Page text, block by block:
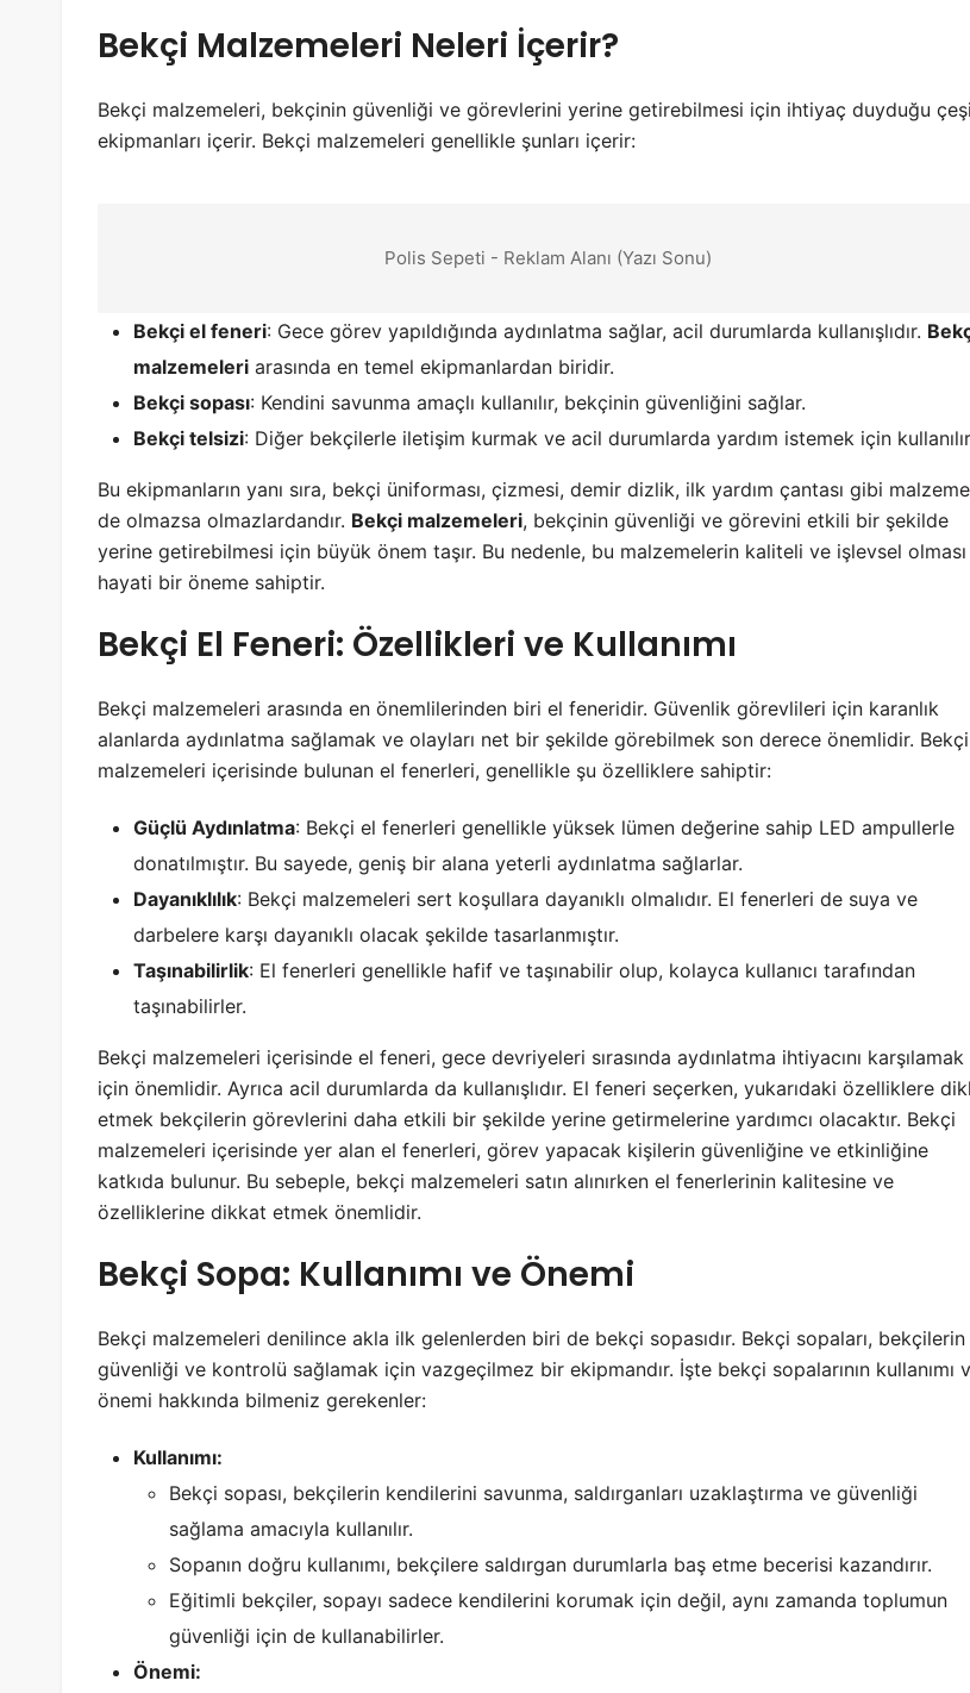
Bekçi Malzemeleri Neleri İçerir?
Bekçi malzemeleri, bekçinin güvenliği ve görevlerini yerine getirebilmesi için ihtiyaç duyduğu
ekipmanları içerir. Bekçi malzemeleri genellikle şunları içerir:
Polis Sepeti - Reklam Alanı (Yazı Sonu)
Bekçi el feneri: Gece görev yapıldığında aydınlatma sağlar, acil durumlarda kullanışlıdır.
malzemeleri arasında en temel ekipmanlardan biridir.
Bekçi sopası: Kendini savunma amaçlı kullanılır, bekçinin güvenliğini sağlar.
Bekçi telsizi: Diğer bekçilerle iletişim kurmak ve acil durumlarda yardım istemek için
Bu ekipmanların yanı sıra, bekçi üniforması, çizmesi, demir dizlik, ilk yardım çantası gibi
de olmazsa olmazlardandır. Bekçi malzemeleri, bekçinin güvenliği ve görevini etkili bir şekilde
yerine getirebilmesi için büyük önem taşır. Bu nedenle, bu malzemelerin kaliteli ve işlevsel olması
hayati bir öneme sahiptir.
Bekçi El Feneri: Özellikleri ve Kullanımı
Bekçi malzemeleri arasında en önemlilerinden biri el feneridir. Güvenlik görevlileri için karanlık
alanlarda aydınlatma sağlamak ve olayları net bir şekilde görebilmek son derece önemlidir. Bekçi
malzemeleri içerisinde bulunan el fenerleri, genellikle şu özelliklere sahiptir:
Güçlü Aydınlatma: Bekçi el fenerleri genellikle yüksek lümen değerine sahip LED ampullerle
donatılmıştır. Bu sayede, geniş bir alana yeterli aydınlatma sağlarlar.
Dayanıklılık: Bekçi malzemeleri sert koşullara dayanıklı olmalıdır. El fenerleri de suya ve
darbelere karşı dayanıklı olacak şekilde tasarlanmıştır.
Taşınabilirlik: El fenerleri genellikle hafif ve taşınabilir olup, kolayca kullanıcı tarafından
taşınabilirler.
Bekçi malzemeleri içerisinde el feneri, gece devriyeleri sırasında aydınlatma ihtiyacını karşılamak
için önemlidir. Ayrıca acil durumlarda da kullanışlıdır. El feneri seçerken, yukarıdaki özelliklere
etmek bekçilerin görevlerini daha etkili bir şekilde yerine getirmelerine yardımcı olacaktır. Bekçi
malzemeleri içerisinde yer alan el fenerleri, görev yapacak kişilerin güvenliğine ve etkinliğine
katkıda bulunur. Bu sebeple, bekçi malzemeleri satın alınırken el fenerlerinin kalitesine ve
özelliklerine dikkat etmek önemlidir.
Bekçi Sopa: Kullanımı ve Önemi
Bekçi malzemeleri denilince akla ilk gelenlerden biri de bekçi sopasıdır. Bekçi sopaları, bekçilerin
güvenliği ve kontrolü sağlamak için vazgeçilmez bir ekipmandır. İşte bekçi sopalarının kullanımı
önemi hakkında bilmeniz gerekenler:
Kullanımı:
Bekçi sopası, bekçilerin kendilerini savunma, saldırganları uzaklaştırma ve güvenliği
sağlama amacıyla kullanılır.
Sopanın doğru kullanımı, bekçilere saldırgan durumlarla baş etme becerisi kazandırır.
Eğitimli bekçiler, sopayı sadece kendilerini korumak için değil, aynı zamanda toplumun
güvenliği için de kullanabilirler.
Önemi: